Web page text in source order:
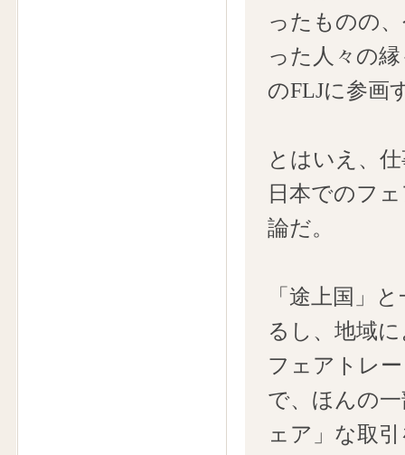
ったものの
った人々の
のFLJに参画
とはいえ、
日本でのフ
論だ。
「途上国」
るし、地域
フェアトレ
で、ほんの
ェア」な取